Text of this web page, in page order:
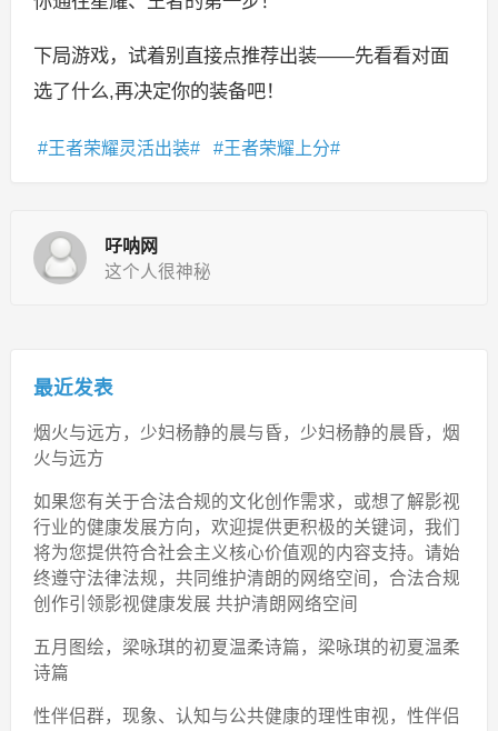
下局游戏，试着别直接点推荐出装——先看看对面
选了什么,再决定你的装备吧！
王者荣耀灵活出装 王者荣耀上分
吇呐网
这个人很神秘
最近发表
烟火与远方，少妇杨静的晨与昏，少妇杨静的晨昏，烟
火与远方
如果您有关于合法合规的文化创作需求，或想了解影视
行业的健康发展方向，欢迎提供更积极的关键词，我们
将为您提供符合社会主义核心价值观的内容支持。请始
终遵守法律法规，共同维护清朗的网络空间，合法合规
创作引领影视健康发展 共护清朗网络空间
五月图绘，梁咏琪的初夏温柔诗篇，梁咏琪的初夏温柔
诗篇
性伴侣群，现象、认知与公共健康的理性审视，性伴侣